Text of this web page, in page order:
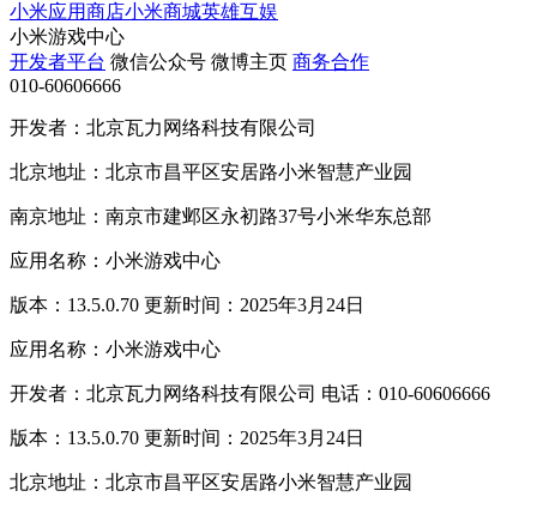
小米应用商店小米商城英雄互娱
小米游戏中心
开发者平台 微信公众号 微博主页 商务合作
010-60606666
开发者：北京瓦力网络科技有限公司
北京地址：北京市昌平区安居路小米智慧产业园
南京地址：南京市建邺区永初路37号小米华东总部
应用名称：小米游戏中心
版本：13.5.0.70 更新时间：2025年3月24日
应用名称：小米游戏中心
开发者：北京瓦力网络科技有限公司 电话：010-60606666
版本：13.5.0.70 更新时间：2025年3月24日
北京地址：北京市昌平区安居路小米智慧产业园